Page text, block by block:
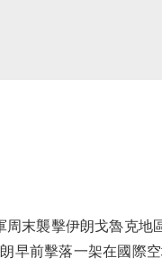
襲擊伊朗戈魯克地
前擊落一架在國際